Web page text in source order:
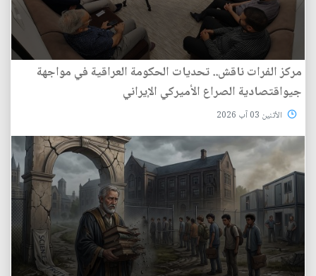
مركز الفرات ناقش.. تحديات الحكومة العراقية في مواجهة
جيواقتصادية الصراع الأميركي الإيراني
الأثنين 03 آب 2026